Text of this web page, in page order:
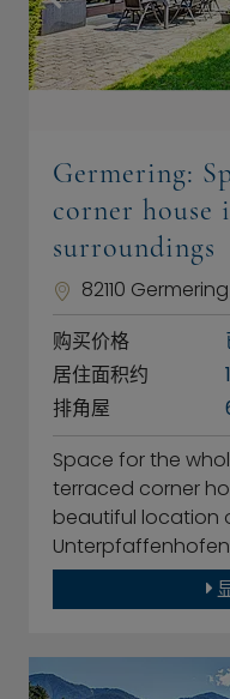
Germering:
corner house
surroundings
82110 Germering
购买价格
居住面积约
排角屋
Space for the
terraced corner
beautiful location